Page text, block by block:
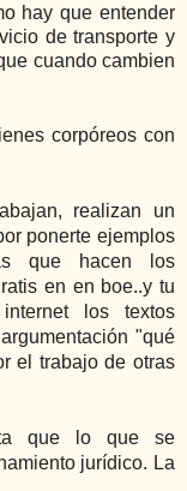
hay que entender
de transporte y
cuando cambien
corpóreos con
ponerte ejemplos
que hacen los
en en boe..y tu
los textos
"qué
el trabajo de otras
que lo que se
jurídico. La